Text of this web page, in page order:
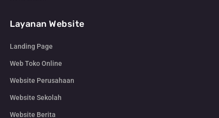
Layanan Website
Landing Page
Web Toko Online
Website Perusahaan
Website Sekolah
Website Berita